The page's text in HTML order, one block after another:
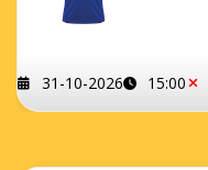
31-10-2026 15:00